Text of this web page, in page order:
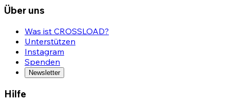
Über uns
Was ist CROSSLOAD?
Unterstützen
Instagram
Spenden
Newsletter
Hilfe